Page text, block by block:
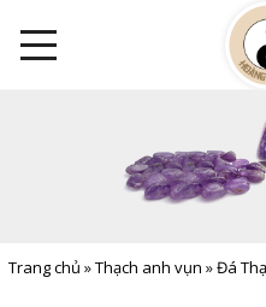
Trang chủ »Thạch anh vụn »Đá